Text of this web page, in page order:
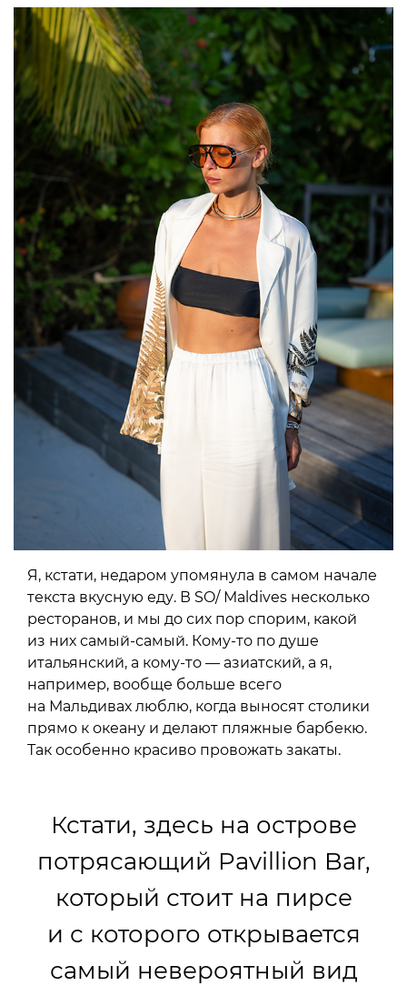
Я, кстати, недаром упомянула в самом начале
текста вкусную еду. В SO/ Maldives несколько
ресторанов, и мы до сих пор спорим, какой
из них самый-самый. Кому-то по душе
итальянский, а кому-то — азиатский, а я,
например, вообще больше всего
на Мальдивах люблю, когда выносят столики
прямо к океану и делают пляжные барбекю.
Так особенно красиво провожать закаты.
Кстати, здесь на острове
потрясающий Pavillion Bar,
который стоит на пирсе
и с которого открывается
самый невероятный вид